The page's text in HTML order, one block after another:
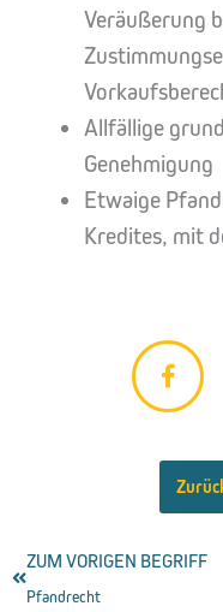
Veräußerung
Allfällige
Genehmigung
Etwaige
Kredites, mit
F
a
c
e
o
o
k
f
Zurück
ZUM VORIGEN BEGRIFF
Pfandrecht